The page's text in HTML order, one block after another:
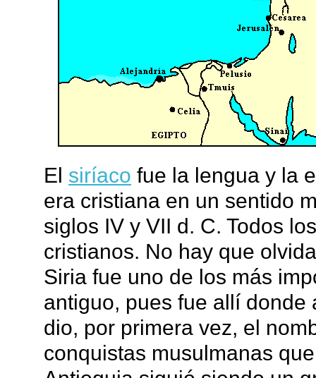
El siríaco fue la lengua y la
era cristiana en un sentido
siglos IV y VII d. C. Todos
cristianos. No hay que
Siria fue uno de los más
antiguo, pues fue allí
dio, por primera vez, el
conquistas musulmanas